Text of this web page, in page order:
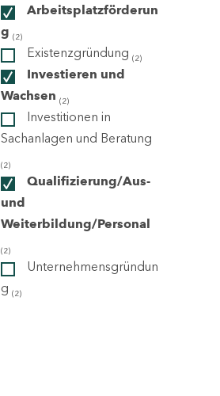
Arbeitsplatzförderun
g (2)
Existenzgründung (2)
Investieren und
Wachsen (2)
Investitionen in
Sachanlagen und Beratung
(2)
Qualifizierung/Aus-
und
Weiterbildung/Personal
(2)
Unternehmensgründun
g (2)